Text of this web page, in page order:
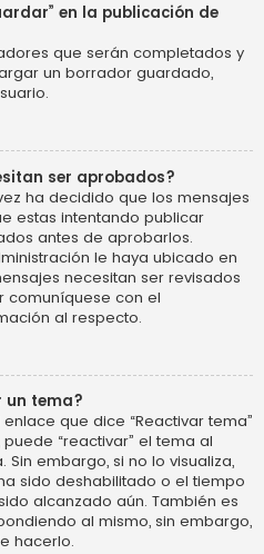
en la publicación de
que serán completados y
un borrador guardado,
ser aprobados?
ha decidido que los mensajes
estas intentando publicar
antes de aprobarlos.
le haya ubicado en
necesitan ser revisados
comuníquese con el
al respecto.
un tema?
que dice “Reactivar tema”
“reactivar” el tema al
embargo, si no lo visualiza,
sido deshabilitado o el tiempo
alcanzado aún. También es
al mismo, sin embargo,
hacerlo.